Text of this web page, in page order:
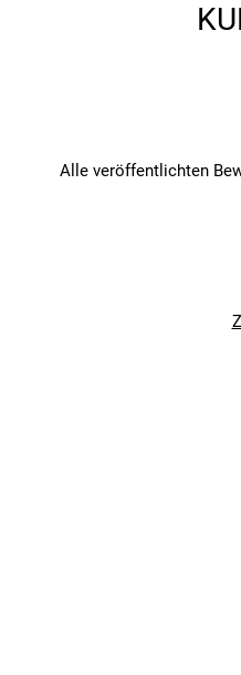
Alle veröffentlichten